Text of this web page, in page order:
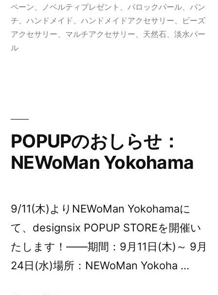
店・
NEWoMan
横
ノ
ベ
ル
キ
ャ
ン
ペ
リ
ー:
ペーン、 ノベルティプレゼント 、 バロックパール、 バン
チ、 ハンドメイド 、 ハンドメイドアクセサリー、
ビーズ
アクセサリー、 マルチアクセサリー、 天然石、 淡水パー
ル
POPUPのおしらせ：
NEWoMan Yokohama
9/11(木)よりNEWoMan Yokohamaに
て、designsix POPUP STOREを開催い
たします！——期間：9月11日(木)～ 9月
24日(水)場所：NEWoMan Yokoha …